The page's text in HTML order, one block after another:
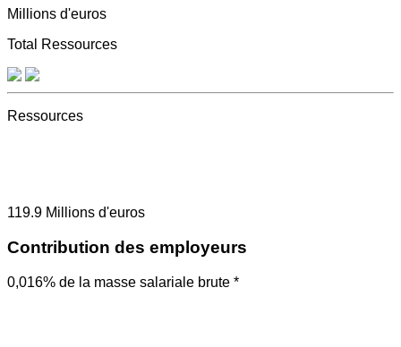
Millions d'euros
Total Ressources
Ressources
119.9 Millions d'euros
Contribution des employeurs
0,016% de la masse salariale brute *